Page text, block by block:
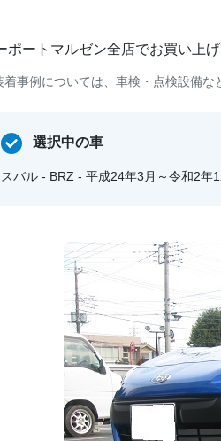
ポートマルゼン全店でお買い上
着事例については、車検・点検設備な
選択中の車
スバル - BRZ - 平成24年3月～令和2